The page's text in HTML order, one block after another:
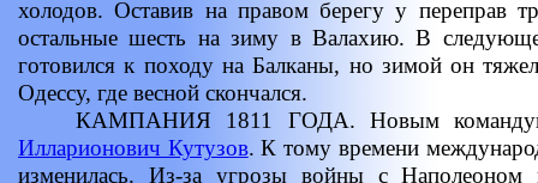
холодов. Оставив на правом берегу у переправ
остальные шесть на зиму в Валахию. В
готовился к походу на Балканы, но зимой он
Одессу, где весной скончался.
КАМПАНИЯ 1811 ГОДА. Новым
Илларионович Кутузов. К тому времени
изменилась. Из-за угрозы войны с Наполеоном